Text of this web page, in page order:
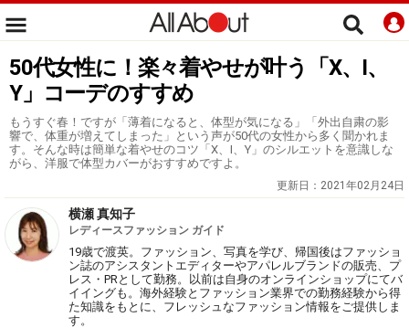
50代女性に！楽々着やせが叶う「X、I、
Y」コーデのすすめ
もうすぐ春！ですが「薄着になると、体型が気になる」「外出自粛の影
響で、体重が増えてしまった」という声が50代の女性から多く聞かれま
す。そんな時は簡単な着やせのコツ「X、I、Y」のシルエットを意識しな
がら、洋服で体型カバーがおすすめですよ。
更新日： 2021年02月24日
横瀬 真知子
レディースファッション ガイド
19歳で渡英。ファッション、写真を学び、帰国後はファッショ
ン誌のアシスタントエディターやアパレルブランドの販売、プ
レス・PRとして勤務。以前は自身のオンラインショップにてバ
イイングも。海外経験とファッション業界での勤務経験から得
た知識をもとに、フレッシュなファッション情報をご提供しま
す。